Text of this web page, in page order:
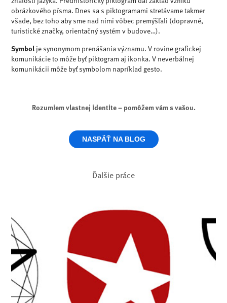
obrázkového písma. Dnes sa s piktogramami stretávame takmer
všade, bez toho aby sme nad nimi vôbec premýšľali (dopravné,
turistické značky, orientačný systém v budove…).
Symbol je synonymom prenášania významu. V rovine grafickej
komunikácie to môže byť piktogram aj ikonka. V neverbálnej
komunikácii môže byť symbolom napríklad gesto.
Rozumiem vlastnej identite – pomôžem vám s vašou.
NASPÄŤ NA BLOG
Ďalšie práce